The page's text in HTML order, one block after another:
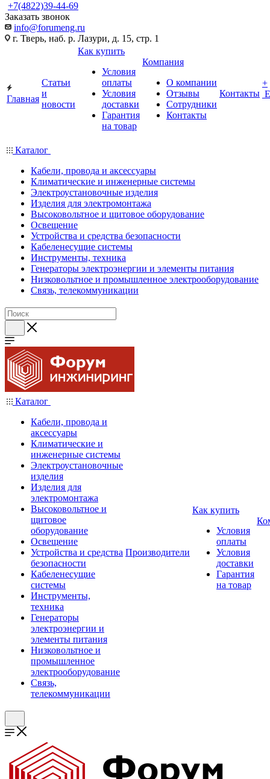
+7(4822)39-44-69
Заказать звонок
info@forumeng.ru
г. Тверь, наб. р. Лазури, д. 15, стр. 1
Главная
Статьи
и
новости
Как купить
Условия
оплаты
Условия
доставки
Гарантия
на товар
Компания
О компании
Отзывы
Сотрудники
Контакты
Контакты
+
Каталог
Кабели, провода и аксессуары
Климатические и инженерные системы
Электроустановочные изделия
Изделия для электромонтажа
Высоковольтное и щитовое оборудование
Освещение
Устройства и средства безопасности
Кабеленесущие системы
Инструменты, техника
Генераторы электроэнергии и элементы питания
Низковольтное и промышленное электрооборудование
Связь, телекоммуникации
Каталог
Кабели, провода и
аксессуары
Климатические и
инженерные системы
Электроустановочные
изделия
Изделия для
электромонтажа
Высоковольтное и
щитовое
оборудование
Освещение
Устройства и средства
безопасности
Кабеленесущие
системы
Инструменты,
техника
Генераторы
электроэнергии и
элементы питания
Низковольтное и
промышленное
электрооборудование
Связь,
телекоммуникации
Производители
Как купить
Условия
оплаты
Условия
доставки
Гарантия
на товар